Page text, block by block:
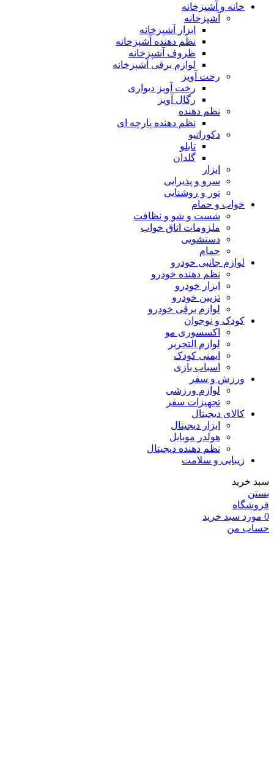
خانه و آشپزخانه
آشپزخانه
ابزار آشپزخانه
نظم دهنده آشپزخانه
ظروف آشپزخانه
لوازم برقی آشپزخانه
رخت آویز
رخت آویز دیواری
رگال آویز
نظم دهنده
نظم دهنده پارچه ای
دکوراتیو
تابلو
گلدان
ابزار
سرو و پذیرایی
نور و روشنایی
خواب و حمام
شست و شو و نظافت
ملزومات اتاق خواب
دستشویی
حمام
لوازم جانبی خودرو
نظم دهنده خودرو
ابزار خودرو
تزیین خودرو
لوازم برقی خودرو
کودک و نوجوان
اکسسوری مو
لوازم التحریر
ایمنی کودک
اسباب بازی
ورزش و سفر
لوازم ورزشی
تجهیزات سفر
کالای دیجیتال
ابزار دیجیتال
هولدر موبایل
نظم دهنده دیجیتال
زیبایی و سلامت
سبد خرید
بستن
فروشگاه
0 مورد سبد خرید
حساب من